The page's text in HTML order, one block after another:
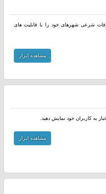
شرعی شهرهای خود را با قابلیت های
مشاهده ابزار
به کاربران خود نمایش دهید.
مشاهده ابزار